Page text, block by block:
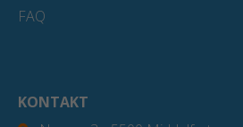
FAQ
KONTAKT